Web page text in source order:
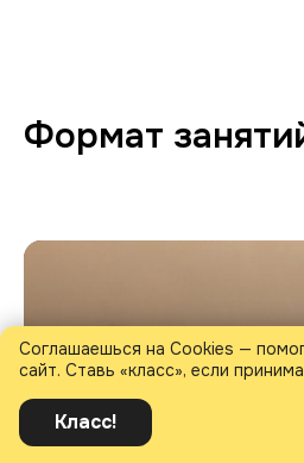
Формат
Соглашаешься на Cookies —
сайт. Ставь «класс», если
Класс!